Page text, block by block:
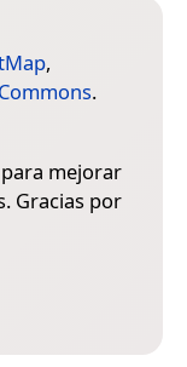
,
.
mejorar
Gracias por